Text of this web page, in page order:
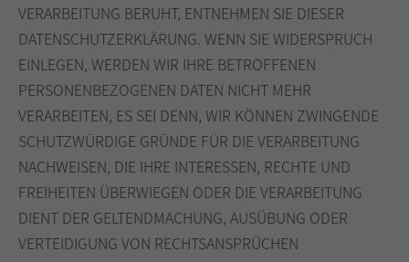
VERARBEITUNG BERUHT, ENTNEHMEN SIE DIESER
DATENSCHUTZERKLÄRUNG. WENN SIE WIDERSPRUCH
EINLEGEN, WERDEN WIR IHRE BETROFFENEN
PERSONENBEZOGENEN DATEN NICHT MEHR
VERARBEITEN, ES SEI DENN, WIR KÖNNEN ZWINGENDE
SCHUTZWÜRDIGE GRÜNDE FÜR DIE VERARBEITUNG
NACHWEISEN, DIE IHRE INTERESSEN, RECHTE UND
FREIHEITEN ÜBERWIEGEN ODER DIE VERARBEITUNG
DIENT DER GELTENDMACHUNG, AUSÜBUNG ODER
VERTEIDIGUNG VON RECHTSANSPRÜCHEN